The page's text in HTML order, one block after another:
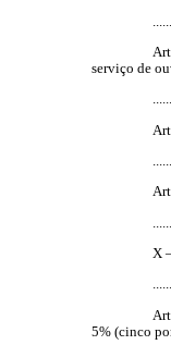
serviço de
X
5% (cinco